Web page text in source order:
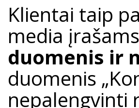
Klientai taip
media
duomenis ir
duomenis
nepalengvinti